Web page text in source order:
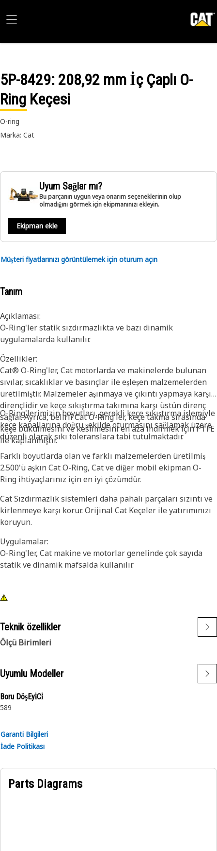
5P-8429: 208,92 mm İç Çaplı O-
Ring Keçesi
O-ring
Marka: Cat
Uyum Sağlar mı?
Bu parçanın uygun veya onarım seçeneklerinin olup
olmadığını görmek için ekipmanınızı ekleyin.
Ekipman ekle
Müşteri fiyatlarınızı görüntülemek için oturum açın
Tanım
Açıklaması:
O-Ring'ler statik sızdırmazlıkta ve bazı dinamik
uygulamalarda kullanılır.
Özellikler:
Cat® O-Ring'ler, Cat motorlarda ve makinelerde bulunan
sıvılar, sıcaklıklar ve basınçlar ile eşleşen malzemelerden
üretilmiştir. Malzemeler aşınmaya ve çıkıntı yapmaya karşı
dirençlidir ve keçe sıkıştırma takımına karşı üstün direnç
sağlar. Ayrıca, belirli Cat O-Ring'ler, keçe takma sırasında
keçe bükülmesini ve kesilmesini en aza indirmek için PTFE
ile kaplanmıştır.
O-Ring'lerimizin boyutları, gerekli keçe sıkıştırma işlemiyle
keçe kanallarına doğru şekilde oturmasını sağlamak üzere
düzenli olarak sıkı toleranslara tabi tutulmaktadır.
Farklı boyutlarda olan ve farklı malzemelerden üretilmiş
2.500'ü aşkın Cat O-Ring, Cat ve diğer mobil ekipman O-
Ring ihtiyaçlarınız için en iyi çözümdür.
Cat Sızdırmazlık sistemleri daha pahalı parçaları sızıntı ve
kirlenmeye karşı korur. Orijinal Cat Keçeler ile yatırımınızı
koruyun.
Uygulamalar:
O-Ring'ler, Cat makine ve motorlar genelinde çok sayıda
statik ve dinamik mafsalda kullanılır.
Teknik özellikler
Ölçü Birimleri
Uyumlu Modeller
Boru DöşEyi̇Ci̇
589
Garanti Bilgileri
İade Politikası
Parts Diagrams